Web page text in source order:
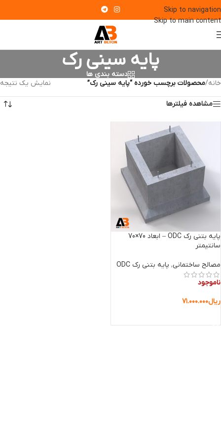
Skip to navigation
Skip to main content
پایه سینی رک
دسته بندی ها
خانه/محصولات برچسب خورده “پایه سینی رک” نمایش یک نتیجه
مشاهده فیلترها
پایه بتنی رک ODC – ابعاد 70×70
سانتیمتر
مصالح ساختمانی, پایه بتنی رک ODC
ناموجود
ریال۷۱.۰۰۰.۰۰۰